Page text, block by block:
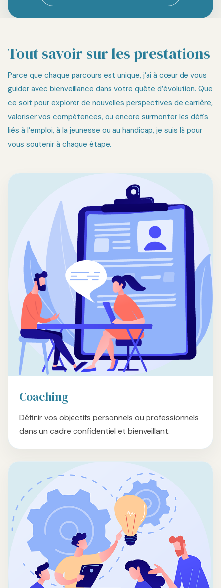
Tout savoir sur les prestations
Parce que chaque parcours est unique, j’ai à cœur de vous
guider avec bienveillance dans votre quête d’évolution. Que
ce soit pour explorer de nouvelles perspectives de carrière,
valoriser vos compétences, ou encore surmonter les défis
liés à l’emploi, à la jeunesse ou au handicap, je suis là pour
vous soutenir à chaque étape.
Coaching
Définir vos objectifs personnels ou professionnels
dans un cadre confidentiel et bienveillant.